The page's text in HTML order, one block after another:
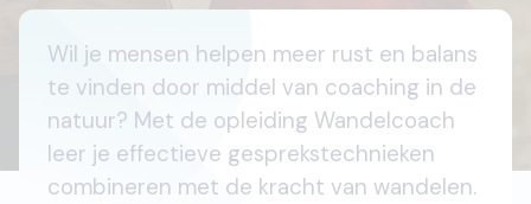
Wil je mensen helpen meer rust en balans
te vinden door middel van coaching in de
natuur? Met de opleiding Wandelcoach
leer je effectieve gesprekstechnieken
combineren met de kracht van wandelen.